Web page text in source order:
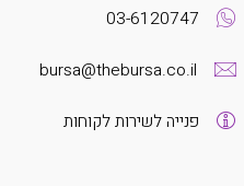
03-6120747
bursa@thebursa.co.il
פנייה לשירות לקוחות